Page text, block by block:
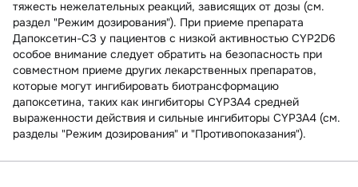
тяжесть нежелательных реакций, зависящих от дозы (см.
раздел "Режим дозирования"). При приеме препарата
Дапоксетин-СЗ у пациентов с низкой активностью CYP2D6
особое внимание следует обратить на безопасность при
совместном приеме других лекарственных препаратов,
которые могут ингибировать биотрансформацию
дапоксетина, таких как ингибиторы CYP3A4 средней
выраженности действия и сильные ингибиторы CYP3A4 (см.
разделы "Режим дозирования" и "Противопоказания").